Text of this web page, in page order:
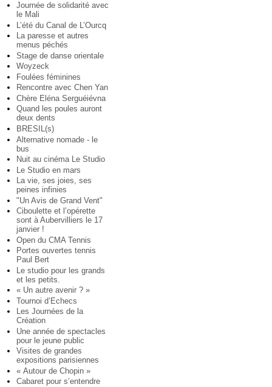
Journée de solidarité avec
le Mali
L’été du Canal de L’Ourcq
La paresse et autres
menus péchés
Stage de danse orientale
Woyzeck
Foulées féminines
Rencontre avec Chen Yan
Chère Eléna Serguéiévna
Quand les poules auront
deux dents
BRESIL(s)
Alternative nomade - le
bus
Nuit au cinéma Le Studio
Le Studio en mars
La vie, ses joies, ses
peines infinies
"Un Avis de Grand Vent"
Ciboulette et l’opérette
sont à Aubervilliers le 17
janvier !
Open du CMA Tennis
Portes ouvertes tennis
Paul Bert
Le studio pour les grands
et les petits.
« Un autre avenir ? »
Tournoi d’Echecs
Les Journées de la
Création
Une année de spectacles
pour le jeune public
Visites de grandes
expositions parisiennes
« Autour de Chopin »
Cabaret pour s’entendre